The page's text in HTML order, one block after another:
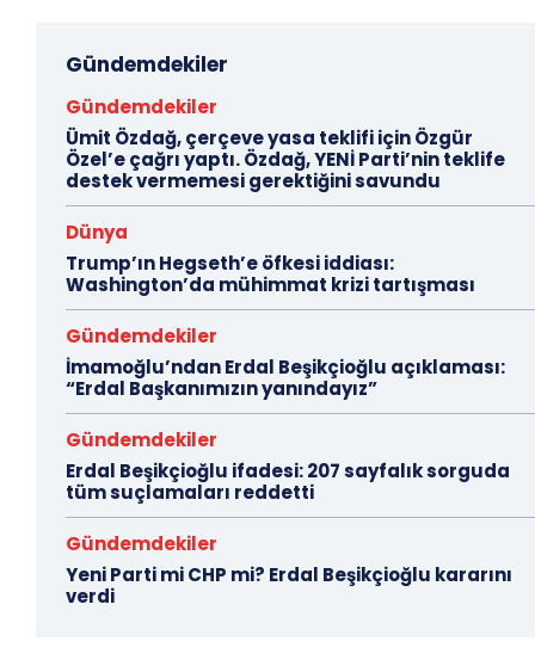
Gündemdekiler
Gündemdekiler
Ümit Özdağ, çerçeve yasa teklifi için Özgür
Özel’e çağrı yaptı. Özdağ, YENİ Parti’nin teklife
destek vermemesi gerektiğini savundu
Dünya
Trump’ın Hegseth’e öfkesi iddiası:
Washington’da mühimmat krizi tartışması
Gündemdekiler
İmamoğlu’ndan Erdal Beşikçioğlu açıklaması:
“Erdal Başkanımızın yanındayız”
Gündemdekiler
Erdal Beşikçioğlu ifadesi: 207 sayfalık sorguda
tüm suçlamaları reddetti
Gündemdekiler
Yeni Parti mi CHP mi? Erdal Beşikçioğlu kararını
verdi